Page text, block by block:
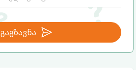
გაგზავნა